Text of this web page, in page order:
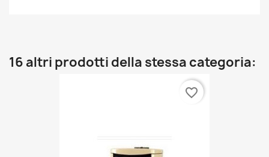
16 altri prodotti della stessa categoria:
favorite_border